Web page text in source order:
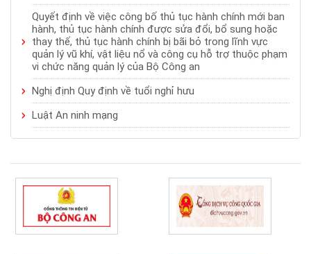
Quyết định về việc công bố thủ tục hành chính mới ban
hành, thủ tục hành chính được sửa đổi, bổ sung hoặc
thay thế, thủ tục hành chính bị bãi bỏ trong lĩnh vực
quản lý vũ khí, vật liệu nổ và công cụ hỗ trợ thuộc phạm
vi chức năng quản lý của Bộ Công an
Nghị định Quy định về tuổi nghỉ hưu
Luật An ninh mạng